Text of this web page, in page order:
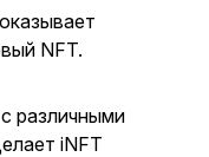
NFT.
различными
iNFT